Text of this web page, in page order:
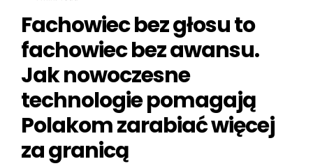
Fachowiec bez głosu to
fachowiec bez awansu.
Jak nowoczesne
technologie pomagają
Polakom zarabiać więcej
za granicą